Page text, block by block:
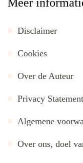
Disclaimer
Cookies
Over de Auteur
Privacy Statement
Algemene
Over ons, doel